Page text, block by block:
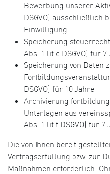
Bewerbung unserer
DSGVO) ausschließlich
Einwilligung
Speicherung
Abs. 1 lit c DSGVO) für 7
Speicherung von Daten
DSGVO) für 10 Jahre
Archivierung
Unterlagen aus
Abs. 1 lit f DSGVO) für 7
Die von Ihnen bereit
Vertragserfüllung bzw. zur
Maßnahmen erforderlich.